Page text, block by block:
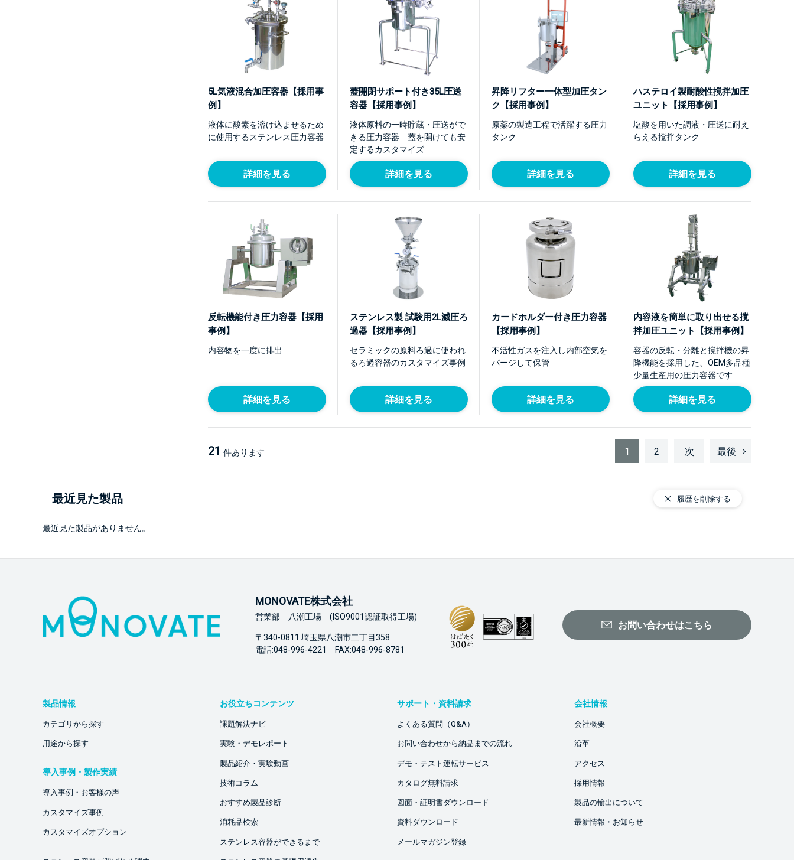
5L気液混合加圧容器【採用事
例】
液体に酸素を溶け込ませるため
に使用するステンレス圧力容器
詳細を見る
蓋開閉サポート付き35L圧送
容器【採用事例】
液体原料の一時貯蔵・圧送がで
きる圧力容器 蓋を開けても安
定するカスタマイズ
詳細を見る
昇降リフター一体型加圧タン
ク【採用事例】
原薬の製造工程で活躍する圧力
タンク
詳細を見る
ハステロイ製耐酸性撹拌加圧
ユニット【採用事例】
塩酸を用いた調液・圧送に耐え
らえる撹拌タンク
詳細を見る
反転機能付き圧力容器【採用
事例】
内容物を一度に排出
詳細を見る
ステンレス製 試験用2L減圧ろ
過器【採用事例】
セラミックの原料ろ過に使われ
るろ過容器のカスタマイズ事例
詳細を見る
カードホルダー付き圧力容器
【採用事例】
不活性ガスを注入し内部空気を
パージして保管
詳細を見る
内容液を簡単に取り出せる撹
拌加圧ユニット【採用事例】
容器の反転・分離と撹拌機の昇
降機能を採用した、OEM多品種
少量生産用の圧力容器です
詳細を見る
21 件あります 1 2 次 最後
最近見た製品
最近見た製品がありません。
履歴を削除する
MONOVATE株式会社
営業部 八潮工場 (ISO9001認証取得工場)
〒340-0811 埼玉県八潮市二丁目358
電話:048-996-4221 FAX:048-996-8781
お問い合わせはこちら
製品情報
カテゴリから探す
用途から探す
導入事例・製作実績
導入事例・お客様の声
カスタマイズ事例
カスタマイズオプション
お役立ちコンテンツ
課題解決ナビ
実験・デモレポート
製品紹介・実験動画
技術コラム
おすすめ製品診断
消耗品検索
ステンレス容器ができるまで
サポート・資料請求
よくある質問（Q&A）
お問い合わせから納品までの流れ
デモ・テスト運転サービス
カタログ無料請求
図面・証明書ダウンロード
資料ダウンロード
メールマガジン登録
会社情報
会社概要
沿革
アクセス
採用情報
製品の輸出について
最新情報・お知らせ